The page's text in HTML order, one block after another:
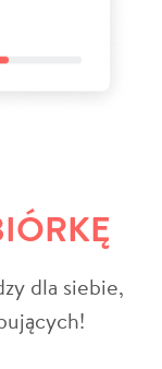
dla siebie,